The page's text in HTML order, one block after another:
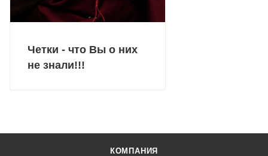
Четки - что Вы о них
не знали!!!
КОМПАНИЯ